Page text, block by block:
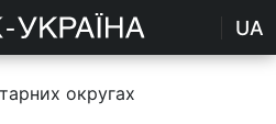
UA
округах